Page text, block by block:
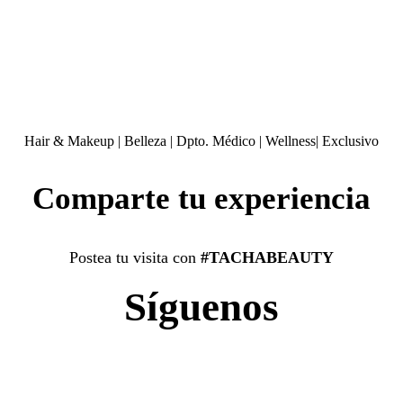
Hair & Makeup | Belleza | Dpto. Médico | Wellness| Exclusivo
Comparte tu experiencia
Postea tu visita con #TACHABEAUTY
Síguenos